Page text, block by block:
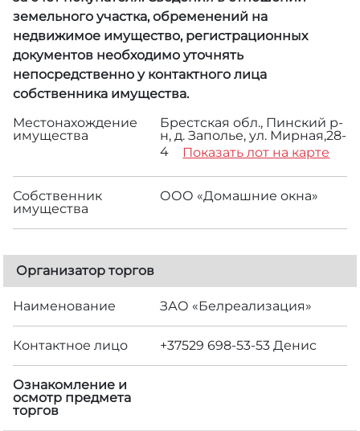
земельного участка, обременений на
недвижимое имущество, регистрационных
документов необходимо уточнять
непосредственно у контактного лица
собственника имущества.
Местонахождение
имущества
Брестская обл., Пинский р-
н, д. Заполье, ул. Мирная,28-
4
Показать лот на карте
Собственник
имущества
ООО «Домашние окна»
Организатор торгов
Наименование ЗАО «Белреализация»
Контактное лицо +37529 698-53-53 Денис
Ознакомление и
осмотр предмета
торгов